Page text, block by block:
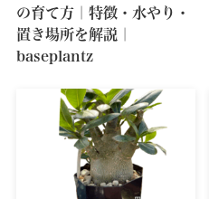
の育て方｜特徴・水やり・
置き場所を解説｜
baseplantz